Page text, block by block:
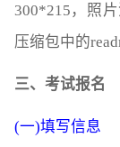
300*215，照
压缩包中的
三、考试报名
(一)填写信息